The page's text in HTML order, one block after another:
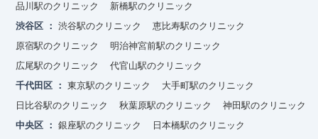
品川駅のクリニック
新橋駅のクリニック
渋谷区
渋谷駅のクリニック
恵比寿駅のクリニック
原宿駅のクリニック
明治神宮前駅のクリニック
広尾駅のクリニック
代官山駅のクリニック
千代田区
東京駅のクリニック
大手町駅のクリニック
日比谷駅のクリニック
秋葉原駅のクリニック
神田駅のクリニック
中央区
銀座駅のクリニック
日本橋駅のクリニック